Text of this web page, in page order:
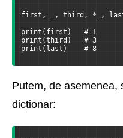
first, _, third, *_, last
print(first)   # 1
print(third)   # 3
print(last)    # 8
Putem, de asemenea,
dicționar: